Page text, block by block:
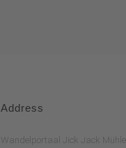
Address
Wandelportaal Jick Jack Mühle